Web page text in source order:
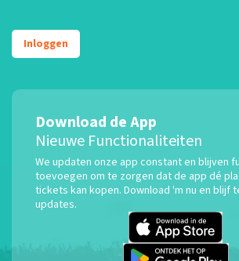
Inloggen
Download de App
Nieuwe Functionaliteiten
We updaten onze app constant en blijven
toevoegen om te zorgen dat de app dé
tickets kan kopen. Download 'm nu en blijf
updates.